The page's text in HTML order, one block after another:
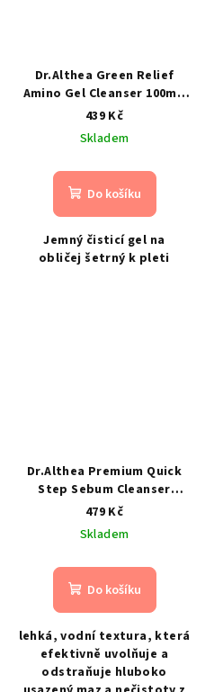
Dr.Althea Green Relief
Amino Gel Cleanser 100ml-
jemný čisticí gel na obličej
439 Kč
Skladem
Do košíku
Jemný čisticí gel na
obličej šetrný k pleti
Dr.Althea Premium Quick
Step Sebum Cleanser
100ml- jemný tekutý čistič
pórů a nadměrného mazu
479 Kč
Skladem
Do košíku
lehká, vodní textura, která
efektivně uvolňuje a
odstraňuje hluboko